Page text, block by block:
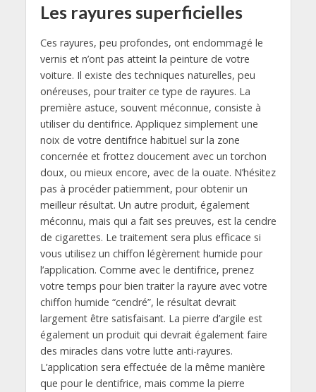
Les rayures superficielles
Ces rayures, peu profondes, ont endommagé le
vernis et n’ont pas atteint la peinture de votre
voiture. Il existe des techniques naturelles, peu
onéreuses, pour traiter ce type de rayures. La
première astuce, souvent méconnue, consiste à
utiliser du dentifrice. Appliquez simplement une
noix de votre dentifrice habituel sur la zone
concernée et frottez doucement avec un torchon
doux, ou mieux encore, avec de la ouate. N’hésitez
pas à procéder patiemment, pour obtenir un
meilleur résultat. Un autre produit, également
méconnu, mais qui a fait ses preuves, est la cendre
de cigarettes. Le traitement sera plus efficace si
vous utilisez un chiffon légèrement humide pour
l’application. Comme avec le dentifrice, prenez
votre temps pour bien traiter la rayure avec votre
chiffon humide “cendré”, le résultat devrait
largement être satisfaisant. La pierre d’argile est
également un produit qui devrait également faire
des miracles dans votre lutte anti-rayures.
L’application sera effectuée de la même manière
que pour le dentifrice, mais comme la pierre